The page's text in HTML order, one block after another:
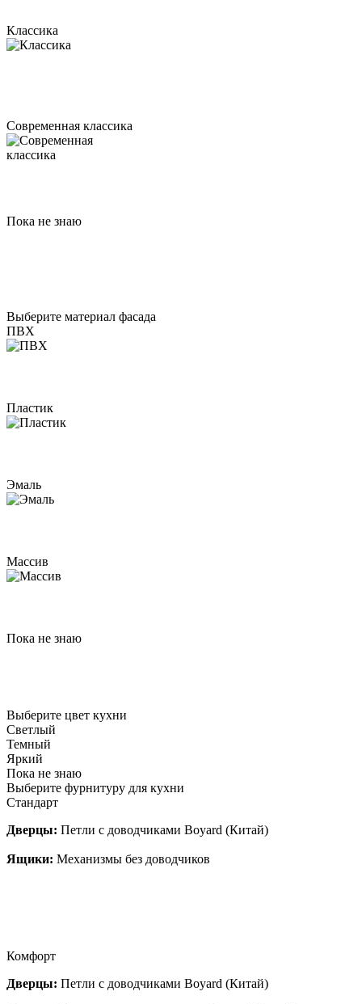
Классика
Современная классика
Пока не знаю
Выберите материал фасада
ПВХ
Пластик
Эмаль
Массив
Пока не знаю
Выберите цвет кухни
Светлый
Темный
Яркий
Пока не знаю
Выберите фурнитуру для кухни
Стандарт
Дверцы: Петли с доводчиками Boyard (Китай)
Ящики: Механизмы без доводчиков
Комфорт
Дверцы: Петли с доводчиками Boyard (Китай)